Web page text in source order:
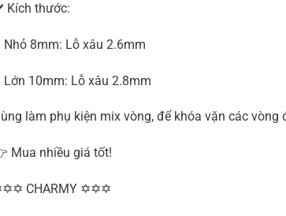
Kích thước:
Nhỏ 8mm: Lỗ xâu 2.6mm
Lớn 10mm: Lỗ xâu 2.8mm
làm phụ kiện mix vòng, để khóa vặn các vòng
Mua nhiều giá tốt!
CHARMY ✡✡✡